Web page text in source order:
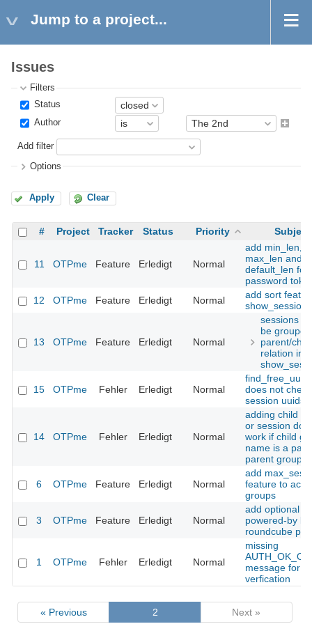
Jump to a project...
Issues
Filters
Status
Author
Add filter
Options
Apply Clear
# Project Tracker Status Priority Subject
11 OTPme Feature Erledigt Normal
add min_len,
max_len and
default_len for
password
12
OTPme Feature Erledigt Normal
add sort
13 OTPme Feature Erledigt Normal
sessions
be
parent/child
relation in
15 OTPme Fehler Erledigt Normal
does not check
session uuids
14 OTPme Fehler Erledigt Normal
adding child
or session
work if child
name is a part
parent group
6 OTPme Feature Erledigt Normal
add
feature to
groups
3 OTPme Feature Erledigt Normal
add optional
powered-by
roundcube
1 OTPme Fehler Erledigt Normal
missing
message for
verfication
« Previous 2 Next »